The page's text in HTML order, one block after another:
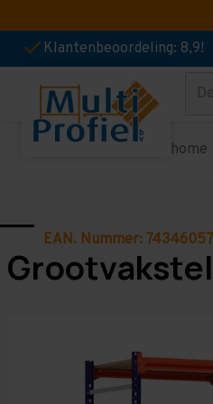
Klantenbeoordeling: 8,9!
home
EAN. Nummer: